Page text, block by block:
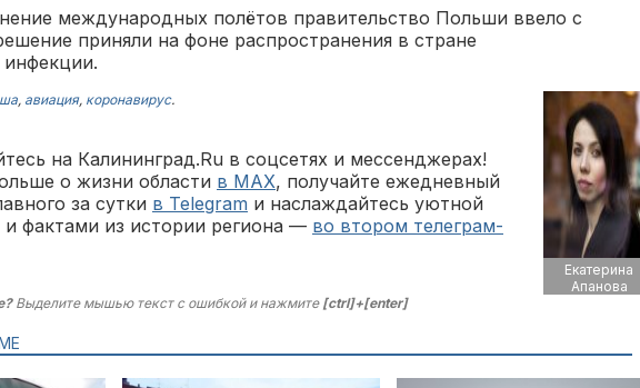
международных полётов правительство Польши ввело с
приняли на фоне распространения в стране
Екатерина
Апанова
, авиация, коронавирус.
на Калининград.Ru в соцсетях и мессенджерах!
о жизни области в MAX, получайте ежедневный
за сутки в Telegram и наслаждайтесь уютной
фактами из истории региона — во втором телеграм-
Выделите мышью текст с ошибкой и нажмите [ctrl]+[enter]